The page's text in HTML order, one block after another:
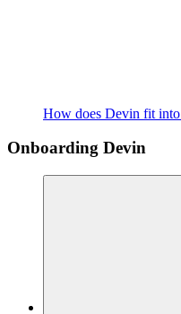
How does Devin fit
Onboarding Devin